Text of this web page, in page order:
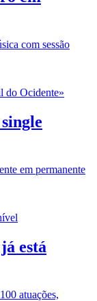
com sessão
em permanente
está
atuações,